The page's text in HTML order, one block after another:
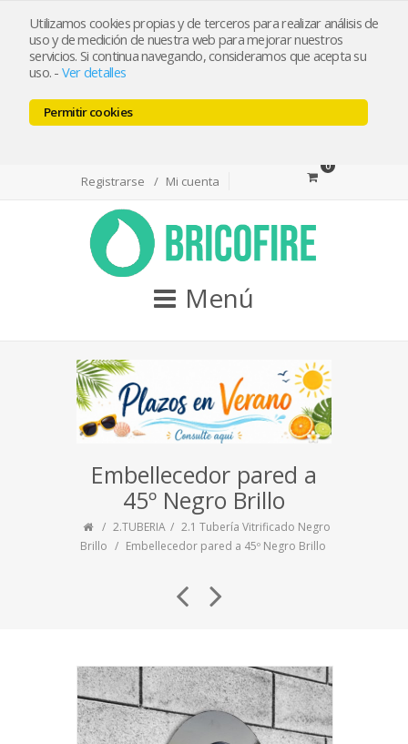
Utilizamos cookies propias y de terceros para realizar análisis de
uso y de medición de nuestra web para mejorar nuestros
servicios. Si continua navegando, consideramos que acepta su
uso. - Ver detalles
Permitir cookies
bricofireshop@yahoo.es
Tlf 968974715 / Whatsapp 644501550
Registrarse Mi cuenta
0
Menú
Embellecedor pared a
45º Negro Brillo
2.TUBERIA
2.1 Tubería Vitrificado Negro
Brillo
Embellecedor pared a 45º Negro Brillo